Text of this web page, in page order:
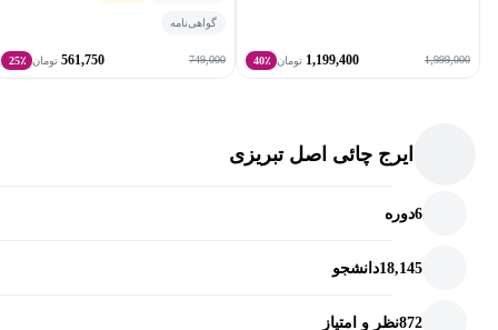
ندارد. لذا تمام افراد با هر سطح آشنایی، می‌توانند از محتوای این دوره
شده است. بنابراین افرادی که فرصت کافی برای شرکت در دوره‌های
متعدد آموزشی ندارند و یا چنین چیزی خارج از حوصله‌شان است،
1,999,000
1,199,400 تومان 40٪
گواهی‌نامه
749,000
561,750 تومان 25٪
ایرج چائی اصل تبریزی
6دوره
18,145دانشجو
872نظر و امتیاز